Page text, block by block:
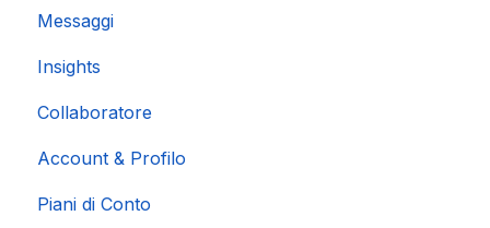
Messaggi
Insights
Collaboratore
Account & Profilo
Piani di Conto